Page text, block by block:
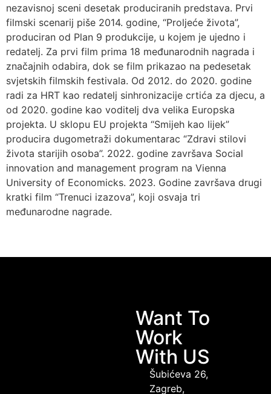
nezavisnoj sceni desetak produciranih predstava. Prvi
filmski scenarij piše 2014. godine, “Proljeće života”,
produciran od Plan 9 produkcije, u kojem je ujedno i
redatelj. Za prvi film prima 18 međunarodnih nagrada i
značajnih odabira, dok se film prikazao na pedesetak
svjetskih filmskih festivala. Od 2012. do 2020. godine
radi za HRT kao redatelj sinhronizacije crtića za djecu, a
od 2020. godine kao voditelj dva velika Europska
projekta. U sklopu EU projekta “Smijeh kao lijek”
producira dugometraži dokumentarac “Zdravi stilovi
života starijih osoba”. 2022. godine završava Social
innovation and management program na Vienna
University of Economicks. 2023. Godine završava drugi
kratki film “Trenuci izazova”, koji osvaja tri
međunarodne nagrade.
Want To
Work
With US
Šubićeva 26,
Zagreb,